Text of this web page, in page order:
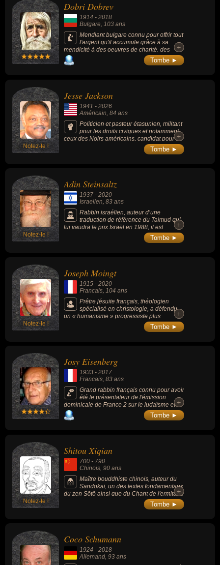
Dobri Dobrev
1914 - 2018
Bulgare, 103 ans
Mendiant bulgare connu pour offrir tout
l'argent qu'il accumule grâce à sa
mendicité à des oeuvres de charité, des
orphelinats, des églises et des monastères.
+
+
Tombe ►
Notez-le !
Jesse Jackson
1941 - 2026
Américain , 84 ans
Politicien et pasteur étasunien, militant
pour les droits civiques et notamment
ceux des Noirs américains, candidat pour la
nomination aux élections présidentielles de
son pays, dans le Parti démocrate, en 1984,
Rainbow PUSH, qui milite pour la justice
sociale, l'égalité économique et le droit de
vote des minorités.
+
+
Tombe ►
Notez-le !
Adin Steinsaltz
1937 - 2020
Israelien, 83 ans
Rabbin israélien, auteur d’une
traduction de référence du Talmud qui
lui vaudra le prix Israël en 1988, il est
considéré comme l’un des maîtres du
+
+
Tombe ►
Notez-le !
Joseph Moingt
1915 - 2020
Francais , 104 ans
Prêtre jésuite français, théologien
spécialisé en christologie, a défendu
un « humanisme » progressiste plus
soucieux de penser la Tradition que de lui
obéir sans discussion, créant la polémique
+
+
Tombe ►
Josy Eisenberg
1933 - 2017
Francais, 83 ans
Grand rabbin français connu pour avoir
été le présentateur de l'émission
dominicale de France 2 sur le judaïsme et
pour avoir été conseiller technique sur le
tournage des « Aventures de Rabbi Jacob »
+
+
Tombe ►
Notez-le !
Shitou Xiqian
700 - 790
Chinois , 90 ans
Maître bouddhiste chinois, auteur du
Sandokai, un des textes fondamentaux
du zen Sōtō ainsi que du Chant de l'ermitage
d'herbes. On dit que toutes les branches
existantes du Zen à travers le monde
+
+
Tombe ►
Coco Schumann
1924 - 2018
Allemand, 93 ans